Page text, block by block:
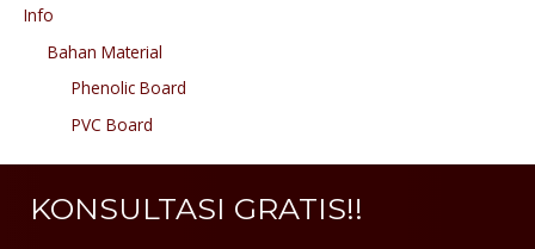
Info
Bahan Material
Phenolic Board
PVC Board
KONSULTASI GRATIS!!